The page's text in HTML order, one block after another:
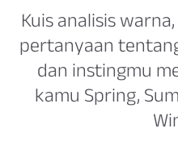
Kuis analisis
pertanyaan
dan instingmu
kamu Spring,